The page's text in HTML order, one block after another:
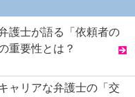
護士が語る「依頼者の
重要性とは？
ャリアな弁護士の「交